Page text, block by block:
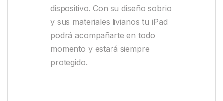
dispositivo. Con su diseño sobrio
y sus materiales livianos tu iPad
podrá acompañarte en todo
momento y estará siempre
protegido.